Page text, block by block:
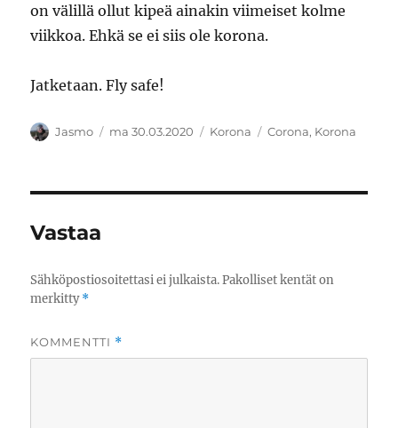
on välillä ollut kipeä ainakin viimeiset kolme
viikkoa. Ehkä se ei siis ole korona.
Jatketaan. Fly safe!
Kirjoittaja
Jasmo Julkaistu
ma 30.03.2020 Kategoriat
Korona Avainsanat
Corona, Korona
Vastaa
Sähköpostiosoitettasi ei julkaista. Pakolliset kentät on
merkitty*
KOMMENTTI *